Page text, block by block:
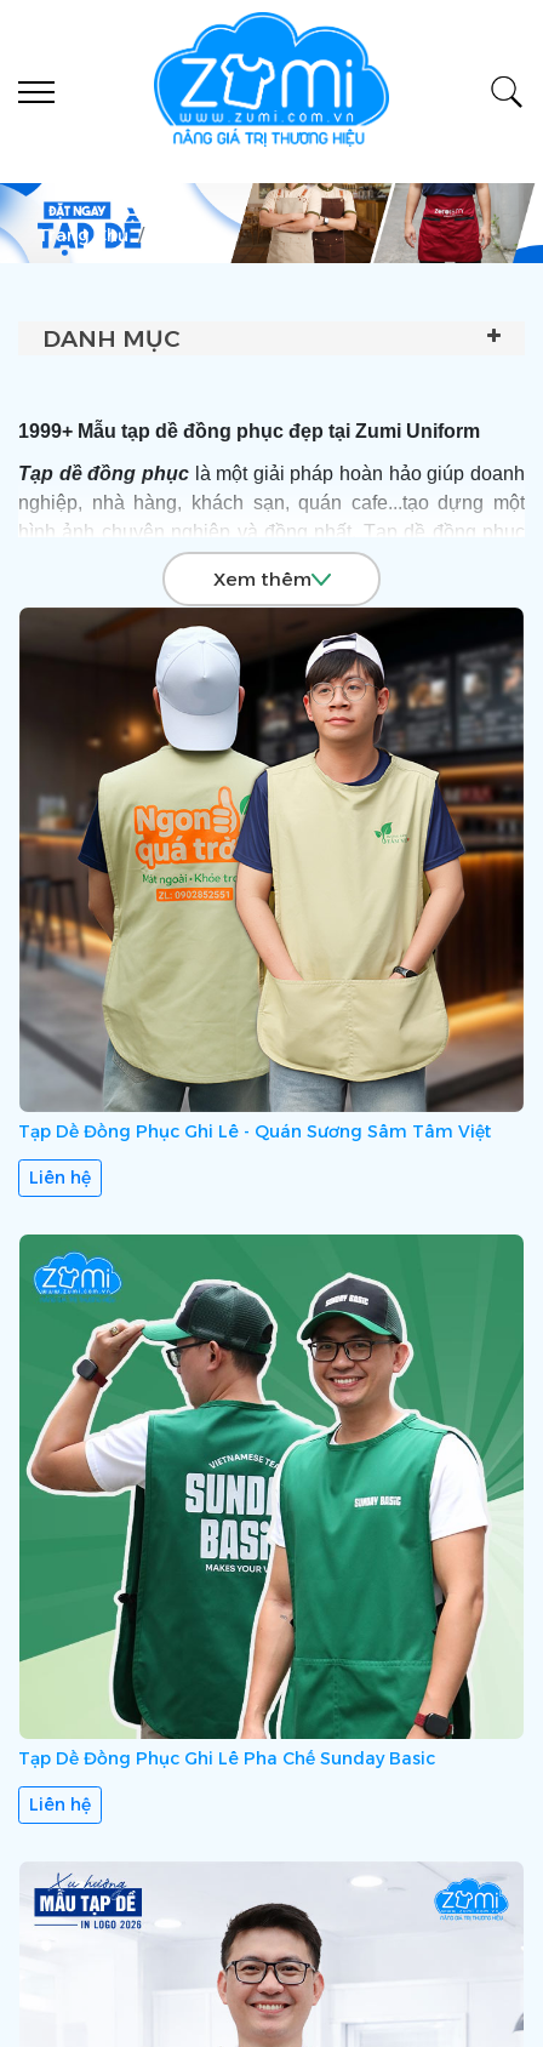
Trang Chủ
DANH MỤC
1999+ Mẫu tạp dề đồng phục đẹp tại Zumi Uniform
Tạp dề đồng phục là một giải pháp hoàn hảo giúp doanh
nghiệp, nhà hàng, khách sạn, quán cafe...tạo dựng một
hình ảnh chuyên nghiệp và đồng nhất. Tạp dề đồng phục
tại Zumi được thiết kế theo yêu cầu, khách hàng có thể in
ấn/ thêu logo, tên hoặc slogan của doanh nghiệp lên bề
mặt tạp dề.
Sản phẩm này giúp nhân viên trong các tổ chức có sự xuất
hiện đồng nhất và gây ấn tượng tốt với khách hàng.
Để được tư vấn và sở hữu những mẫu tạp dề đồng phục
với giá ưu đãi nhất hãy Liên hệ Hotline:0903 132 585,
Zumi sẽ đưa ra giải pháp toàn diện và chuyên nghiệp để
giúp quý doanh nghiệp “Nâng Giá Trị Thương Hiệu” và gửi
thông điệp trọn vẹn tới khách hàng.
Xem thêm
Tạp Dề Đồng Phục Ghi Lê - Quán Sương Sâm Tâm Việt
Liên hệ
Tạp Dề Đồng Phục Ghi Lê Pha Chế Sunday Basic
Liên hệ